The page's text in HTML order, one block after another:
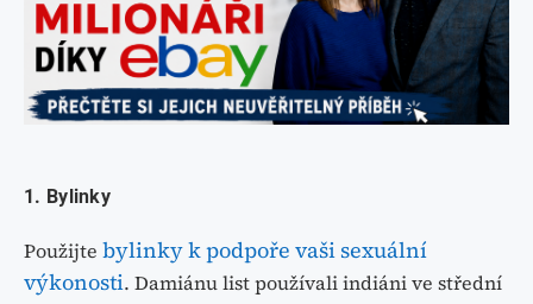
1. Bylinky
Použijte bylinky k podpoře vaši sexuální
výkonosti. Damiánu list používali indiáni ve střední